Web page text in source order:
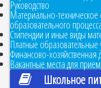
Руководство
Материально-
образовательного
Стипендии и иные виды
Платные образовательные
Финансово-хозяйственная
Вакантные места для
Школьное